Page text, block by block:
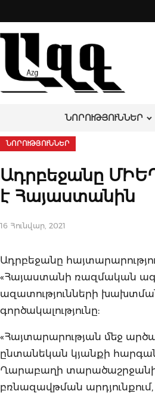
to
content
ՆՈՐՈՒԹՅՈՒՆՆԵՐ
ՆՈՐՈՒԹՅՈՒՆՆԵՐ
Ադրբեջանը ՄԻԵԴ
է Հայաստանին
16 Հունվար, 2021
Ադրբեջանը
«Հայաստանի ռազմական
ազատությունների
գործակալությունը:
«Հայտարարության մեջ
ընտանեկան կյանքի
Ղարաբաղի տարածաշրջանի
բռնազավթման